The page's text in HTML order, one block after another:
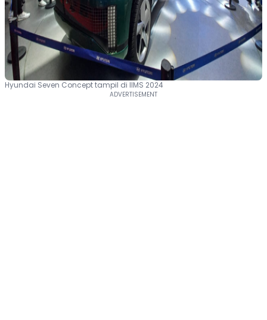
Hyundai Seven Concept tampil di IIMS 2024